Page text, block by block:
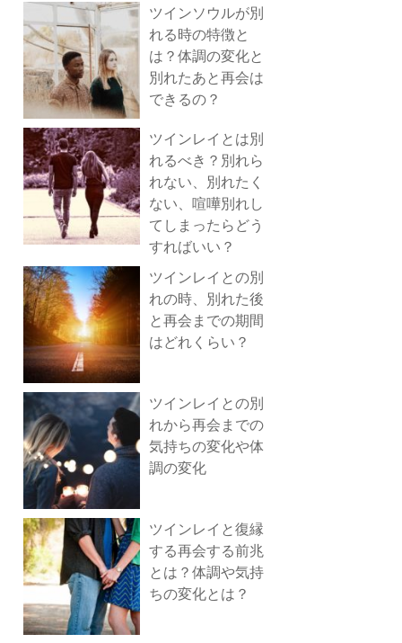
ツインソウルが別
れる時の特徴と
は？体調の変化と
別れたあと再会は
できるの？
ツインレイとは別
れるべき？別れら
れない、別れたく
ない、喧嘩別れし
てしまったらどう
すればいい？
ツインレイとの別
れの時、別れた後
と再会までの期間
はどれくらい？
ツインレイとの別
れから再会までの
気持ちの変化や体
調の変化
ツインレイと復縁
する再会する前兆
とは？体調や気持
ちの変化とは？